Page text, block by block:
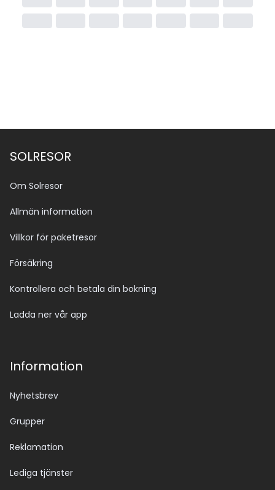
SOLRESOR
Om Solresor
Allmän information
Villkor för paketresor
Försäkring
Kontrollera och betala din bokning
Ladda ner vår app
Information
Nyhetsbrev
Grupper
Reklamation
Lediga tjänster